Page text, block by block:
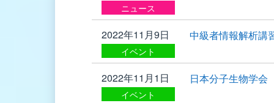
ニュース
2022年11月9日
イベント
中級者情報解析講
2022年11月1日
イベント
日本分子生物学